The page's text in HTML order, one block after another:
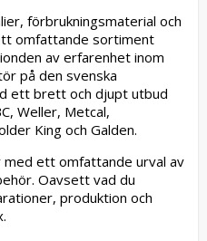
förbrukningsmaterial och
omfattande sortiment
av erfarenhet inom
på den svenska
ett brett och djupt utbud
Weller, Metcal,
King och Galden.
ett omfattande urval av
Oavsett vad du
produktion och